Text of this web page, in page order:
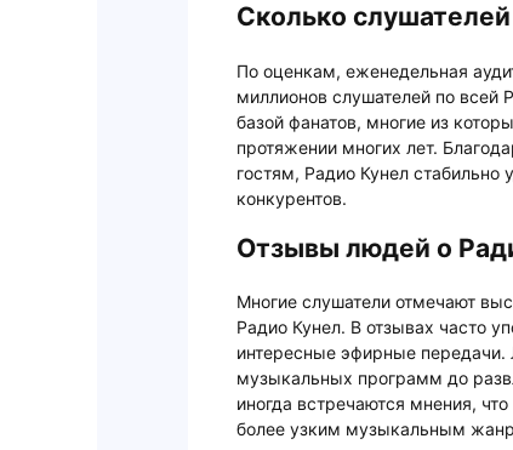
Сколько
По оценкам, еженедельная
миллионов слушателей по всей
базой фанатов, многие из
протяжении многих лет.
гостям, Радио Кунел стабильно
конкурентов.
Отзывы людей о
Многие слушатели отмечают
Радио Кунел. В отзывах часто
интересные эфирные передачи.
музыкальных программ до
иногда встречаются мнения,
более узким музыкальным